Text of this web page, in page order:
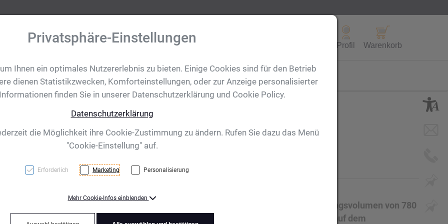
Profil Warenkorb
Ihre Eventanfrage Shop für CH/FL
apfelgrün
Auslaufsichere Trinkflasche aus PET mit einem Fassungsvolumen von 780
ml. Ihre Werbung drucken wir auf die Flasche. Gravur auf dem
Privatsphäre-Einstellungen
Ihnen ein optimales Nutzererlebnis zu bieten. Einige Cookies sind für den Betrieb
dienen Statistikzwecken, Komforteinstellungen, oder zur Anzeige personalisierter
finden Sie in unserer Datenschutzerklärung und Cookie Policy.
Datenschutzerklärung
die Möglichkeit ihre Cookie-Zustimmung zu ändern. Rufen Sie dazu das Menü
"Cookie-Einstellung" auf.
Erforderlich Marketing Personalisierung
Mehr Cookie-Infos einblenden